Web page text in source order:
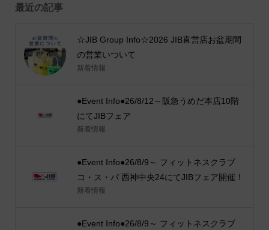
最近の記事
☆JIB Group Info☆2026 JIB直営店お盆期間
の営業いついて
新着情報
●Event Info●26/8/12～阪急うめだ本店10階
にてJIBフェア
新着情報
●Event Info●26/8/9～ フィットネスクラブ
コ・ス・パ 西神中央24にてJIBフェア開催！
新着情報
●Event Info●26/8/9～ フィットネスクラブ